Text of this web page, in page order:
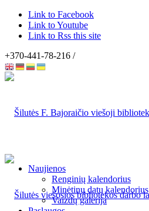
Link to Facebook
Link to Youtube
Link to Rss this site
+370-441-78-216 /
Naujienos
Renginių kalendorius
Minėtinų datų kalendorius
Vaizdų galerija